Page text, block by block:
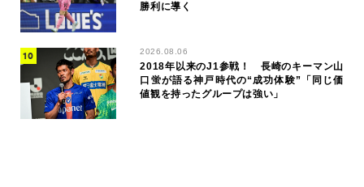
勝利に導く
2026.08.06
2018年以来のJ1参戦！ 長崎のキーマン山
口蛍が語る神戸時代の“成功体験”「同じ価
値観を持ったグループは強い」